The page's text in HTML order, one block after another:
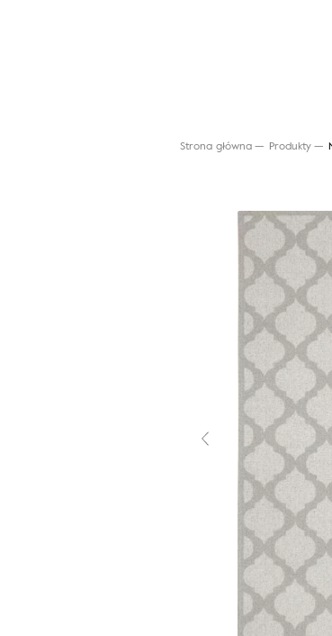
Strona główna Produkty
Wyszukaj produkt